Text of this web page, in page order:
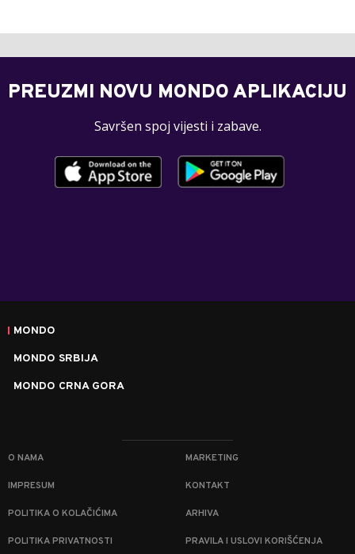
PREUZMI NOVU MONDO APLIKACIJU
Savršen spoj vijesti i zabave.
MONDO
MONDO SRBIJA
MONDO CRNA GORA
O NAMA MARKETING
IMPRESUM KONTAKT
POLITIKA O KOLAČIĆIMA ARHIVA
POLITIKA PRIVATNOSTI PRAVILA I USLOVI KORIŠĆENJA